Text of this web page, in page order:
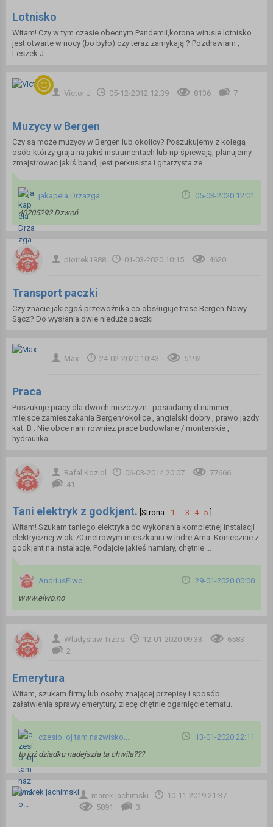
Lotnisko
Witam! Czy w tym czasie obecnym Pandemii,korona wirusie lotnisko
jest otwarte w nocy (bo było) czy teraz zamykają ? Pozdrawiam ,
Leszek J.
Victor J 05-12-2012 12:39 8136 7
Muzycy w Bergen
Czy są może muzycy w Bergen lub okolicy? Poszukujemy z kolegą
osób którzy graja na jakiś instrumentach lub np śpiewają, planujemy
zmajstrowac jakiś band, jest perkusista i gitarzysta ze ...
jakapela Drzazga
05-03-2020 12:01
40205292 Dzwoń
piotrek1988 01-03-2020 10:15 4620
Transport paczki
Czy znacie jakiegoś przewoźnika co obsługuje trase Bergen-Nowy
Sącz? Do wysłania dwie nieduże paczki
Max- 24-02-2020 10:43 5192
Praca
Poszukuje pracy dla dwoch mezczyzn . posiadamy d nummer ,
miejsce zamieszakania Bergen/okolice , angielski dobry , prawo jazdy
kat. B . Nie obce nam rowniez prace budowlane / monterskie ,
hydraulika ...
Rafal Koziol 06-03-2014 20:07
77666
41
Tani elektryk z godkjent. [Strona: 1 ... 3 4 5
Witam! Szukam taniego elektryka do wykonania kompletnej instalacji
elektrycznej w ok 70 metrowym mieszkaniu w Indre Arna. Koniecznie z
godkjent na instalacje. Podajcie jakieś namiary, chętnie ...
AndriusElwo
29-01-2020 00:00
www.elwo.no
Wladyslaw Trzos 12-01-2020 09:33
6583
2
Emerytura
Witam, szukam firmy lub osoby znającej przepisy i sposób
załatwienia sprawy emerytury, zlecę chętnie ogarnięcie tematu.
czesio. oj tam nazwisko...
13-01-2020 22:11
to już dziadku nadejszła ta chwila???
marek jachimski
10-11-2019 21:37
5891
3